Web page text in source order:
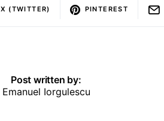
X (TWITTER) PINTEREST
Post written by:
Emanuel Iorgulescu